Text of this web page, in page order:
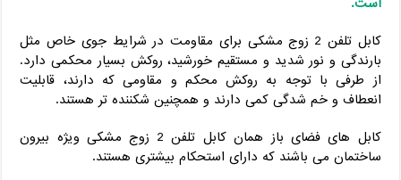
کابل تلفن 2 زوج مشکی برای مقاومت در شرایط جوی خاص مثل
بارندگی و نور شدید و مستقیم خورشید، روکش بسیار محکمی دارد.
از طرفی با توجه به روکش محکم و مقاومی که دارند، قابلیت
انعطاف و خم شدگی کمی دارند و همچنین شکننده تر هستند.
کابل های فضای باز همان کابل تلفن 2 زوج مشکی ویژه بیرون
ساختمان می باشند که دارای استحکام بیشتری هستند.